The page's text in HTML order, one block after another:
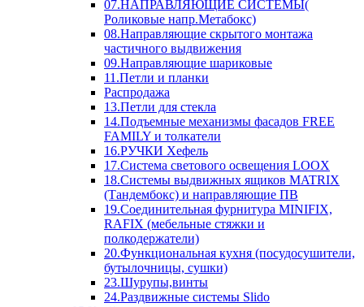
07.НАПРАВЛЯЮЩИЕ СИСТЕМЫ(
Роликовые напр.Метабокс)
08.Направляющие скрытого монтажа
частичного выдвижения
09.Направляющие шариковые
11.Петли и планки
Распродажа
13.Петли для стекла
14.Подъемные механизмы фасадов FREE
FAMILY и толкатели
16.РУЧКИ Хефель
17.Система светового освещения LOOX
18.Системы выдвижных ящиков MATRIX
(Тандембокс) и направляющие ПВ
19.Соединительная фурнитура MINIFIX,
RAFIX (мебельные стяжки и
полкодержатели)
20.Функциональная кухня (посудосушители,
бутылочницы, сушки)
23.Шурупы,винты
24.Раздвижные системы Slido